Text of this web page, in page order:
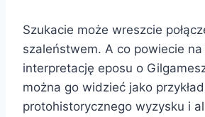
Szukacie może wreszcie
szaleństwem. A co powiecie
interpretację eposu o
można go widzieć jako
protohistorycznego wyzysku i